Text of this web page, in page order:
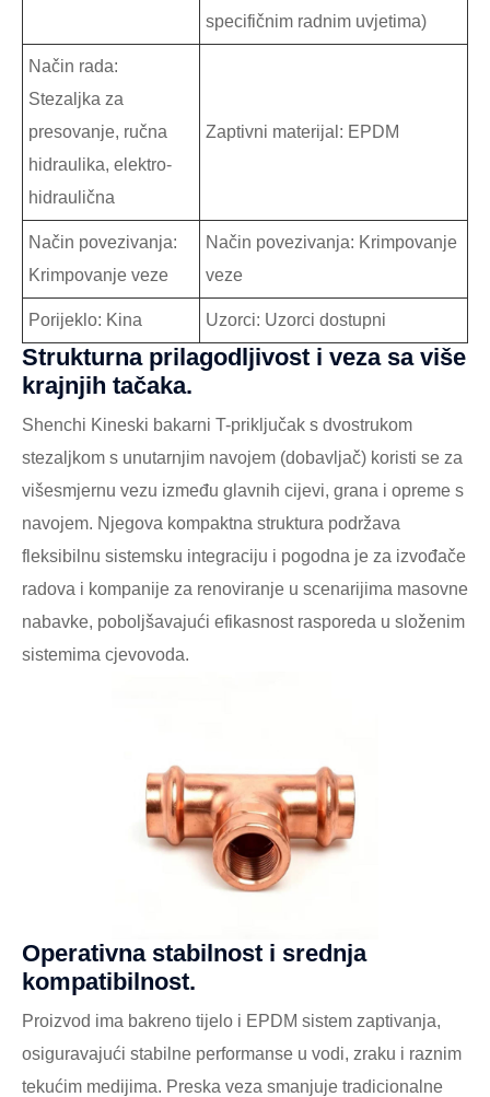
specifičnim radnim uvjetima)
Način rada:
Stezaljka za
presovanje, ručna
hidraulika, elektro-
hidraulična
Zaptivni materijal: EPDM
Način povezivanja:
Krimpovanje veze
Način povezivanja: Krimpovanje
veze
Porijeklo: Kina Uzorci: Uzorci dostupni
Strukturna prilagodljivost i veza sa više
krajnjih tačaka.
Shenchi Kineski bakarni T-priključak s dvostrukom
stezaljkom s unutarnjim navojem (dobavljač) koristi se za
višesmjernu vezu između glavnih cijevi, grana i opreme s
navojem. Njegova kompaktna struktura podržava
fleksibilnu sistemsku integraciju i pogodna je za izvođače
radova i kompanije za renoviranje u scenarijima masovne
nabavke, poboljšavajući efikasnost rasporeda u složenim
sistemima cjevovoda.
Operativna stabilnost i srednja
kompatibilnost.
Proizvod ima bakreno tijelo i EPDM sistem zaptivanja,
osiguravajući stabilne performanse u vodi, zraku i raznim
tekućim medijima. Preska veza smanjuje tradicionalne